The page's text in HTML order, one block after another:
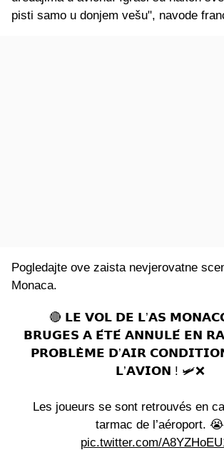
pisti samo u donjem vešu", navode
Pogledajte ove zaista nevjerovatne
Monaca.
🔴 𝗟𝗘 𝗩𝗢𝗟 𝗗𝗘 𝗟’𝗔𝗦
𝗕𝗥𝗨𝗚𝗘𝗦 𝗔 𝗘́𝗧𝗘́ 𝗔𝗡𝗡𝗨𝗟𝗘́ 𝗘𝗡
𝗣𝗥𝗢𝗕𝗟𝗘̀𝗠𝗘 𝗗’𝗔𝗜𝗥
𝗟’𝗔𝗩𝗜𝗢𝗡 ! 🛩️❌
Les joueurs se sont retrouvés en
tarmac de l’aéroport. 😭
pic.twitter.com/